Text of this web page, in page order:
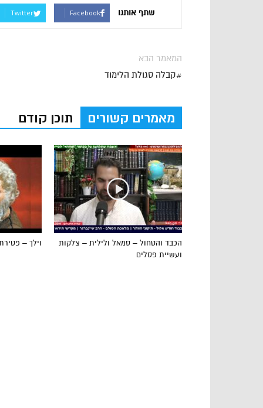
שתף אותנו Facebook
Twitter
המאמר הבא
#קבלה סגולת הלימוד
מאמרים קשורים תוכן קודם
וילך –
הכבד והטחול – סמאל ולילית – צלקות
ועשיית פסלים